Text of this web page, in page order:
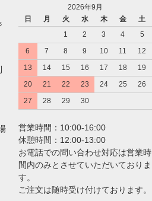
2026年9月
日
月 火 水 木 金
土
1
2 3 4
5
6
7 8 9 10 11
12
13
14 15 16 17 18
19
20
21 22 23 24 25
26
27
28 29 30
営業時間：10:00-16:00
休憩時間：12:00-13:00
お電話での問い合わせ対応は営業時
間内のみとさせていただいておりま
す。
ご注文は随時受け付けております。